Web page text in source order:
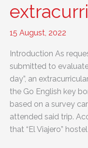
child…
Good
bad
idea?
15 August, 2022
Introduction As
submitted to
day”, an
the Go English key
based on a survey
attended said trip.
that “El Viajero”